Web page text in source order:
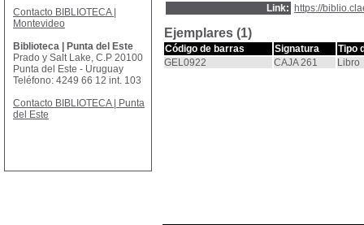
Link:
https://
Ejemplares (1)
Código de barras Signatura
Tipo
GEL0922
CAJA 261 Libro
Contacto BIBLIOTECA |
Montevideo
Biblioteca | Punta del Este
Prado y Salt Lake, C.P 20100
Punta del Este - Uruguay
Teléfono: 4249 66 12 int. 103
Contacto BIBLIOTECA | Punta
del Este